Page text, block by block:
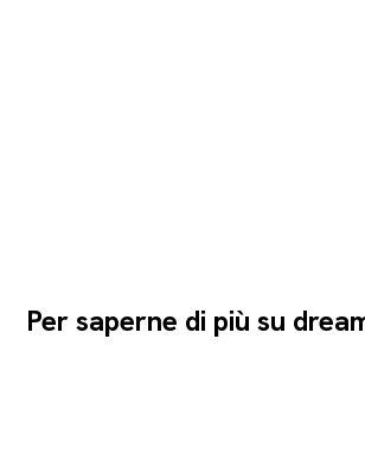
Per saperne di più su